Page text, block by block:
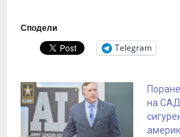
Сподели
Telegram
на